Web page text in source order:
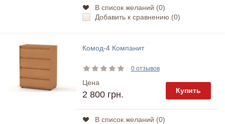
В список желаний (0)
Добавить к сравнению (0)
Комод-4 Компанит
0 отзывов
Цена
2 800 грн. Купить
В список желаний (0)